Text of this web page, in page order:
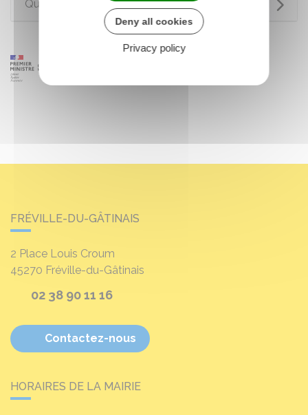
Questions ? Réponses !
FRÉVILLE-DU-GÂTINAIS
2 Place Louis Croum
45270 Fréville-du-Gâtinais
02 38 90 11 16
Contactez-nous
HORAIRES DE LA MAIRIE
Deny all cookies
Privacy policy